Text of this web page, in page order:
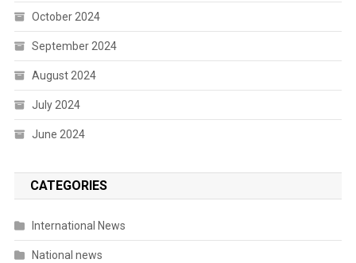
October 2024
September 2024
August 2024
July 2024
June 2024
CATEGORIES
International News
National news